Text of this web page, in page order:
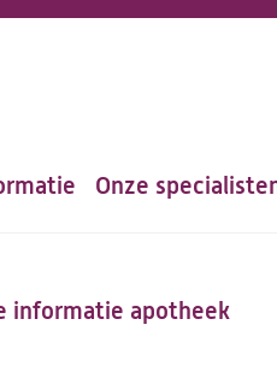
Onze
informatie apotheek